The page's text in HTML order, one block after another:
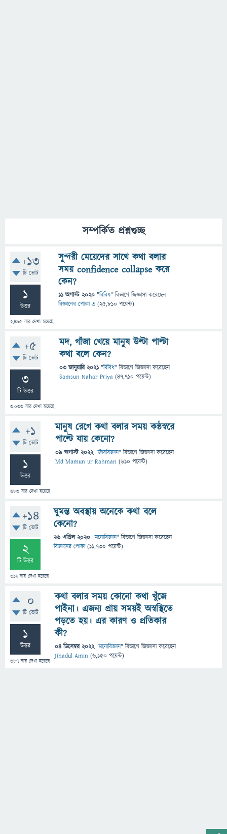
সম্পর্কিত প্রশ্নগুচ্ছ
+13
টি ভোট
1
উত্তর
2,495 বার দেখা হয়েছে
সুন্দরী মেয়েদের সাথে কথা বলার
সময় confidence collapse করে
কেন?
11 অগাস্ট 2020 "বিবিধ" বিভাগে জিজ্ঞাসাকরেছেন
বিজ্ঞানের পোকা ৩ (25,810 পয়েন্ট)
+5
টি ভোট
3
টি উত্তর
3,033 বার দেখা হয়েছে
মদ, গাঁজা খেয়ে মানুষ উল্টা পাল্টা
কথা বলে কেন?
03 জানুয়ারি 2021 "বিবিধ" বিভাগে জিজ্ঞাসাকরেছেন
Samsun Nahar Priya (47,710 পয়েন্ট)
+1
টি ভোট
1
উত্তর
683 বার দেখা হয়েছে
মানুষ রেগে কথা বলার সময় কন্ঠস্বরে
পাল্টে যায় কেনো?
09 অগাস্ট 2022 "জীববিজ্ঞান" বিভাগে জিজ্ঞাসাকরেছেন
Md Mamun ur Rahman (610 পয়েন্ট)
+14
টি ভোট
2
টি উত্তর
612বার দেখা হয়েছে
ঘুমন্ত অবস্থায় অনেকে কথা বলে
কেনো?
26 এপ্রিল 2020 "মনোবিজ্ঞান" বিভাগে জিজ্ঞাসাকরেছেন
বিজ্ঞানের পোকা (11,730 পয়েন্ট)
0
টি ভোট
1
উত্তর
687 বার দেখা হয়েছে
কথা বলার সময় কোনো কথা খুঁজে
পাইনা। এজন্য প্রায় সময়ই অস্বস্থিতে
পড়তে হয়। এর কারণ ও প্রতিকার
কী?
04 ডিসেম্বর 2022 "মনোবিজ্ঞান" বিভাগে জিজ্ঞাসাকরেছেন
Jihadul Amin (6,150 পয়েন্ট)